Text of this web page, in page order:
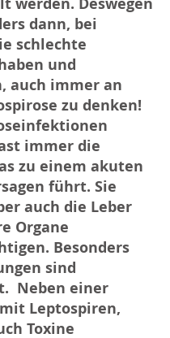
dann, bei
schlechte
und
auch immer an
zu denken!
immer die
zu einem akuten
führt. Sie
auch die Leber
Organe
Besonders
sind
Neben einer
Leptospiren,
Toxine